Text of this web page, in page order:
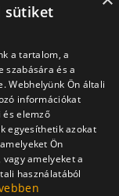
allergiás
sütiket
a tartalom, a
szabására és a
Webhelyünk Ön általi
információkat
elemző
egyesíthetik azokat
Ön
amelyeket a
használatából